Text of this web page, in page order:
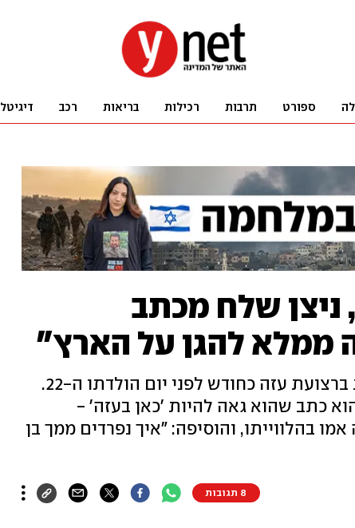
ספורט תרבות רכילות בריאות רכב דיגיטל
ניצן שלח מכתב
ממלא להגן על הארץ"
רס"ל (במיל') ניצן שסלר נפל בקרבות ברצועת עזה כחודש לפני יום הולדתו ה-22.
כתב שהוא גאה להיות 'כאן בעזה' -
בהלווייתו, והוסיפה: "איך נפרדים ממך בן
8 תגובות